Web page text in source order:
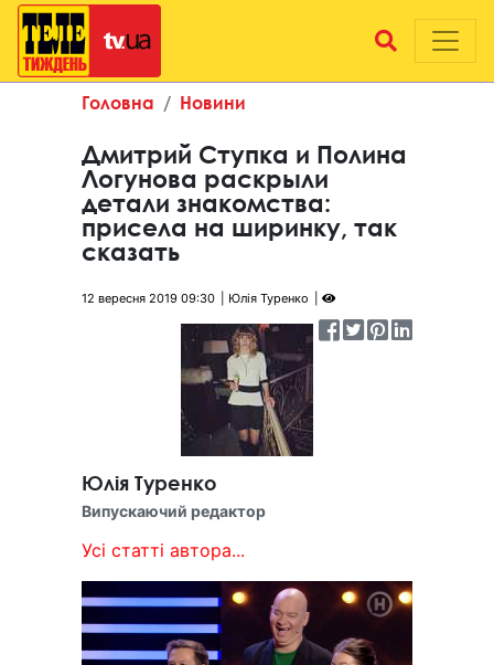
Головна Новини
Дмитрий Ступка и Полина
Логунова раскрыли
детали знакомства:
присела на ширинку, так
сказать
12 вересня 2019 09:30 Юлія Туренко
Юлія Туренко
Випускаючий редактор
Усі статті автора...